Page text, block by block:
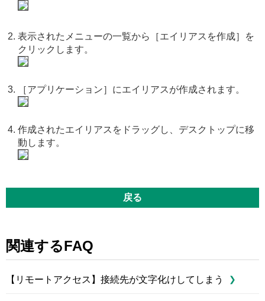
表示されたメニューの一覧から［エイリアスを作成］を
クリックします。
［アプリケーション］にエイリアスが作成されます。
作成されたエイリアスをドラッグし、デスクトップに移
動します。
戻る
関連するFAQ
【リモートアクセス】接続先が文字化けしてしまう